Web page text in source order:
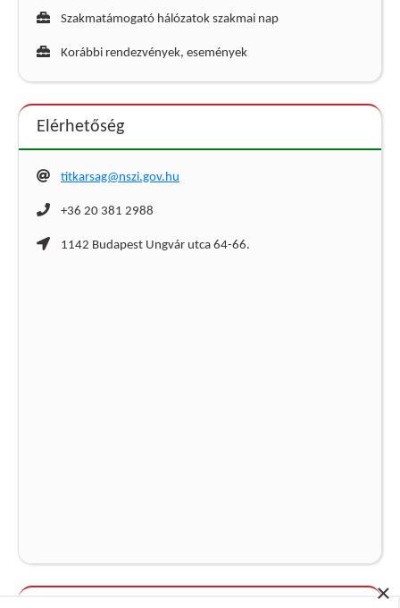
×
Szakmatámogató hálózatok szakmai nap
Korábbi rendezvények, események
Elérhetőség
titkarsag@nszi.gov.hu
+36 20 381 2988
1142 Budapest Ungvár utca 64-66.